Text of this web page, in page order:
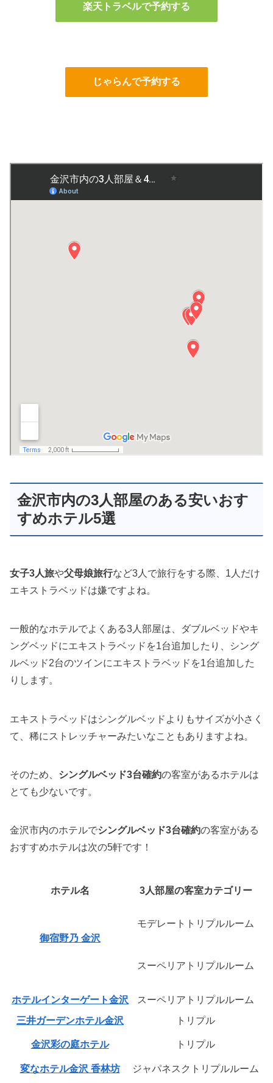
楽天トラベルで予約する
じゃらんで予約する
金沢市内の3人部屋のある安いおす
すめホテル5選
女子3人旅や父母娘旅行など3人で旅行をする際、1人だけ
エキストラベッドは嫌ですよね。
一般的なホテルでよくある3人部屋は、ダブルベッドやキ
ングベッドにエキストラベッドを1台追加したり、シング
ルベッド2台のツインにエキストラベッドを1台追加した
りします。
エキストラベッドはシングルベッドよりもサイズが小さく
て、稀にストレッチャーみたいなこともありますよね。
そのため、 シングルベッド3台確約の客室があるホテルは
とても少ないです。
金沢市内のホテルでシングルベッド3台確約の客室がある
おすすめホテルは次の5軒です！
ホテル名 3人部屋の客室カテゴリー
御宿野乃 金沢
モデレートトリプルルーム
スーペリアトリプルルーム
ホテルインターゲート金沢 スーペリアトリプルルーム
三井ガーデンホテル金沢
トリプル
金沢彩の庭ホテル トリプル
変なホテル金沢 香林坊 ジャパネスクトリプルルーム